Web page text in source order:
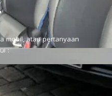
mobil, atau pertanyaan
: